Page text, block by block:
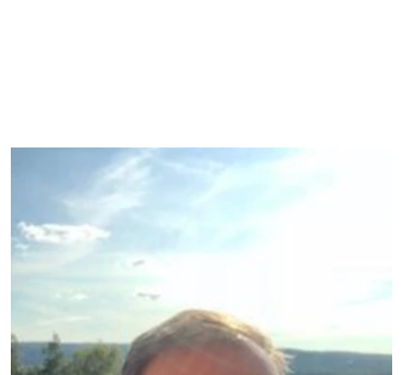
personal
Bild: Dr. Markus Krämer Matousek